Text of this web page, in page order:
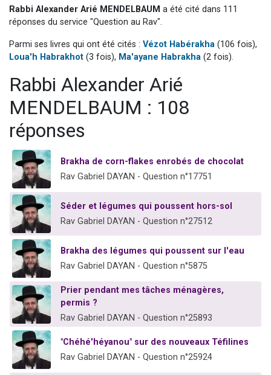
Ariel vient de donner son Maasser
Nathaniel vient de donner son Maasser
6 personnes viennent de faire un don pour 5 enfants déjà orphelins risquent de perdre leur maman
Rabbi Alexander Arié MENDELBAUM a été cité dans 111
réponses du service "Question au Rav".
Parmi ses livres qui ont été cités : Vézot Habérakha (106 fois),
Loua'h Habrakhot (3 fois), Ma'ayane Habrakha (2 fois).
Rabbi Alexander Arié
MENDELBAUM : 108
réponses
Brakha de corn-flakes enrobés de chocolat
Rav Gabriel DAYAN - Question n°17751
Séder et légumes qui poussent hors-sol
Rav Gabriel DAYAN - Question n°27512
Brakha des légumes qui poussent sur l'eau
Rav Gabriel DAYAN - Question n°5875
Prier pendant mes tâches ménagères,
permis ?
Rav Gabriel DAYAN - Question n°25893
"Chéhé'héyanou" sur des nouveaux Téfilines
Rav Gabriel DAYAN - Question n°25924